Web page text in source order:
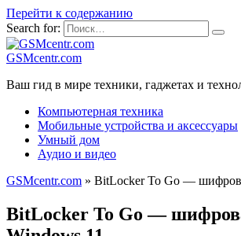
Перейти к содержанию
Search for:
GSMcentr.com
Ваш гид в мире техники, гаджетах и
Компьютерная техника
Мобильные устройства и аксессуары
Умный дом
Аудио и видео
GSMcentr.com » BitLocker To Go —
BitLocker To Go —